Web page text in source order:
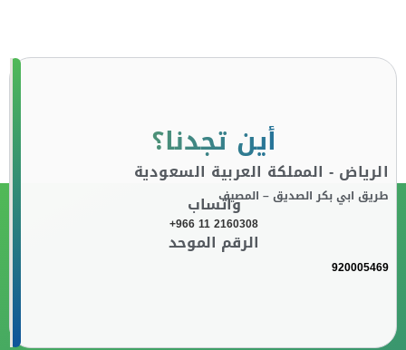
أين تجدنا؟
الرياض - المملكة العربية السعودية
طريق ابي بكر الصديق – المصيفواتساب
+966 11 2160308
الرقم الموحد
920005469